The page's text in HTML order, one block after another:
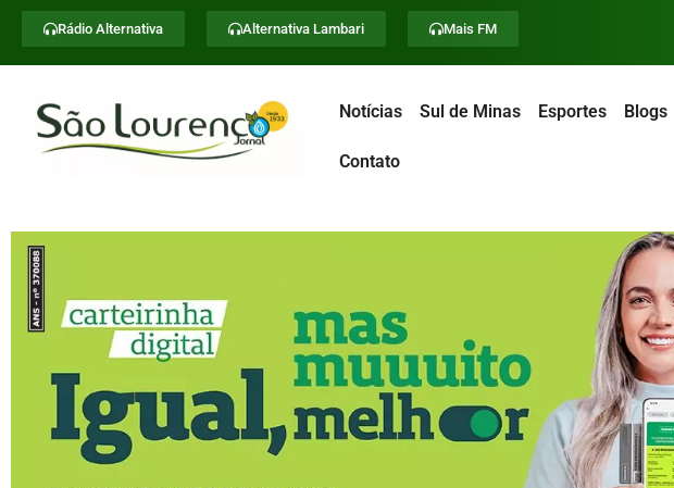
Rádio Alternativa Alternativa Lambari Mais FM
Notícias Sul de Minas Esportes Blogs
Contato